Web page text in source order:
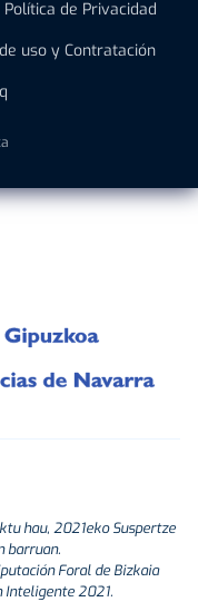
Política de Privacidad
uso y Contratación
hau, 2021eko Suspertze
barruan.
Foral de Bizkaia
Inteligente 2021.